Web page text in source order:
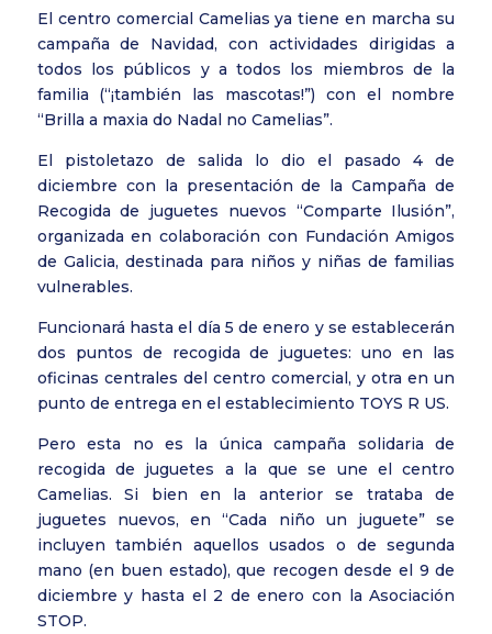
El centro comercial Camelias ya tiene en marcha su
campaña de Navidad, con actividades dirigidas a
todos los públicos y a todos los miembros de la
familia (“¡también las mascotas!”) con el nombre
“Brilla a maxia do Nadal no Camelias”.
El pistoletazo de salida lo dio el pasado 4 de
diciembre con la presentación de la Campaña de
Recogida de juguetes nuevos “Comparte Ilusión”,
organizada en colaboración con Fundación Amigos
de Galicia, destinada para niños y niñas de familias
vulnerables.
Funcionará hasta el día 5 de enero y se establecerán
dos puntos de recogida de juguetes: uno en las
oficinas centrales del centro comercial, y otra en un
punto de entrega en el establecimiento TOYS R US.
Pero esta no es la única campaña solidaria de
recogida de juguetes a la que se une el centro
Camelias. Si bien en la anterior se trataba de
juguetes nuevos, en “Cada niño un juguete” se
incluyen también aquellos usados o de segunda
mano (en buen estado), que recogen desde el 9 de
diciembre y hasta el 2 de enero con la Asociación
STOP.